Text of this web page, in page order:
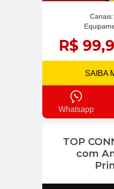
Canais:
R$
SAIBA
Whatsapp
TOP
com